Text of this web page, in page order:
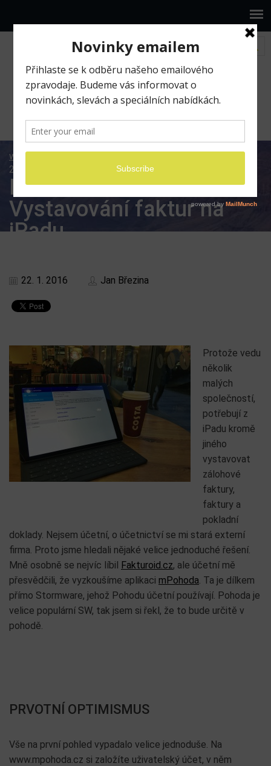
www.ilumio.cz
Den
20 mPohoda: Vystavování faktur na iPadu
Den 20 mPohoda:
Vystavování faktur na
iPadu
22. 1. 2016 Jan Březina
Protože vedu
několik
malých
společností,
potřebují z
iPadu kromě
jiného
vystavovat
zálohové
faktury,
faktury a
pokladní
doklady. Nejsem účetní, o účetnictví se mi stará externí
firma. Proto jsme hledali nějaké velice jednoduché řešení.
Mně osobně se nejvíc líbil Fakturoid.cz, ale účetní mě
přesvědčili, že vyzkoušíme aplikaci mPohoda. Ta je dílkem
přímo Stormware, jehož Pohodu účetní používají. Pohoda je
velice populární SW, tak jsem si řekl, že to bude určitě v
pohodě.
PRVOTNÍ OPTIMISMUS
Vše na první pohled vypadalo velice jednoduše. Na
www.mpohoda.cz si založíte uživatelský účet, v něm